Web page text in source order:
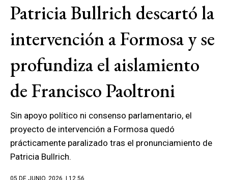
Patricia Bullrich descartó la
intervención a Formosa y se
profundiza el aislamiento
de Francisco Paoltroni
Sin apoyo político ni consenso parlamentario, el
proyecto de intervención a Formosa quedó
prácticamente paralizado tras el pronunciamiento de
Patricia Bullrich.
05 DE JUNIO, 2026 | 12.56